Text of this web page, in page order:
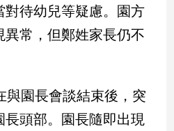
對待幼兒等疑慮。園方
常，但鄭姓家長仍不
與園長會談結束後，突
長頭部。園長隨即出現